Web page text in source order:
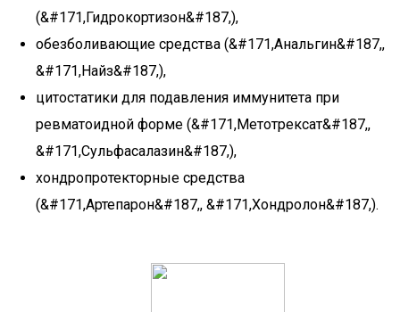
(&#171,Гидрокортизон&#187,),
обезболивающие средства (&#171,Анальгин&#187,,
&#171,Найз&#187,),
цитостатики для подавления иммунитета при
ревматоидной форме (&#171,Метотрексат&#187,,
&#171,Сульфасалазин&#187,),
хондропротекторные средства
(&#171,Артепарон&#187,, &#171,Хондролон&#187,).